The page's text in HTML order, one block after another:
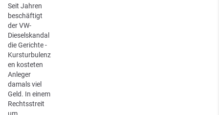
Seit Jahren
beschäftigt
der VW-
Dieselskandal
die Gerichte -
Kursturbulenz
en kosteten
Anleger
damals viel
Geld. In einem
Rechtsstreit
um